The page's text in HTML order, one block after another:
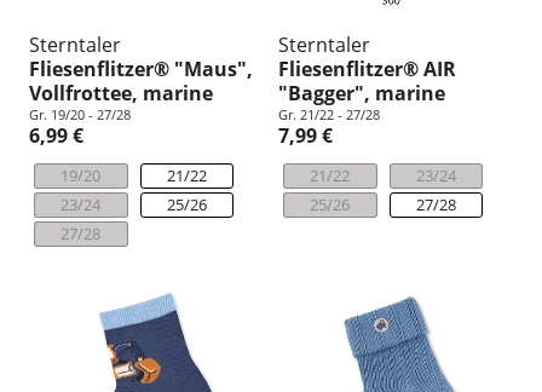
Sterntaler
Fliesenflitzer® "Maus",
Vollfrottee, marine
Gr. 19/20 - 27/28
6,99 €
19/20
21/22
23/24
25/26
27/28
Sterntaler
Fliesenflitzer® AIR
"Bagger", marine
Gr. 21/22 - 27/28
7,99 €
21/22
23/24
25/26
27/28